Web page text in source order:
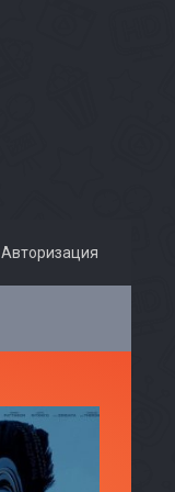
Авторизация